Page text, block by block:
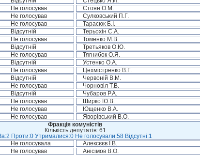
Не голосував Стоян О.М.
Не голосував Сулковський П.Г.
Не голосував Тарасюк Б.І.
Відсутній Терьохін С.А.
Не голосував Томенко М.В.
Відсутній Третьяков О.Ю.
Не голосував Тягнибок О.Я.
Відсутній Устенко О.А.
Не голосував Цехмістренко В.Г.
Відсутній Червоній В.М.
Не голосував Чорновіл Т.В.
Відсутній Чубаров Р.А.
Не голосував Ширко Ю.В.
Не голосував Ющенко В.А.
Не голосував Яворівський В.О.
Фракція комуністів
Кількість депутатів: 61
Проти:0 Утрималися:0 Не голосували:58 Відсутні:1
Не голосувала Алексєєв І.В.
Не голосував Анісімов В.О.